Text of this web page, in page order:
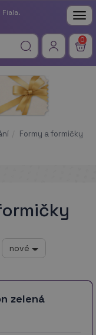
0
Formy a formičky
nové
zelená